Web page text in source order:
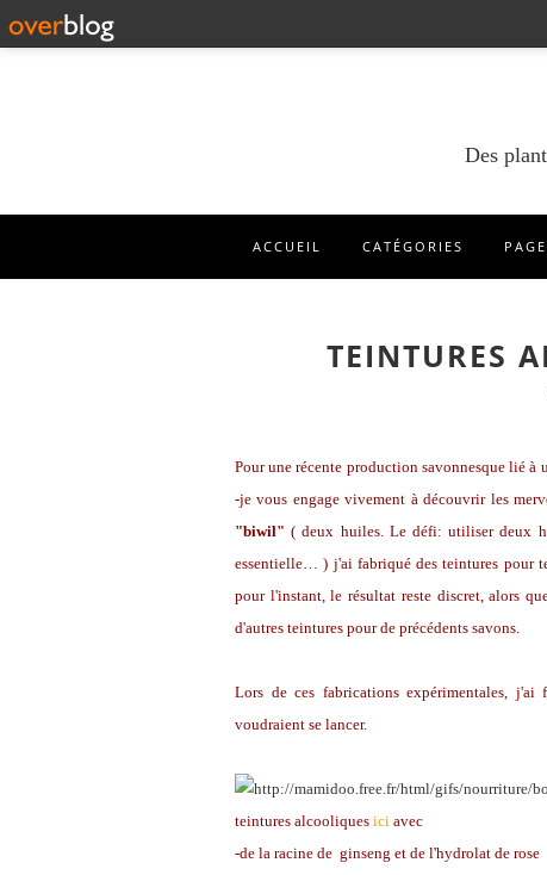
Des
ACCUEIL CATÉGORIES
TEINTURES
Pour une récente production savonnesque lié à
-je vous engage vivement à découvrir les
"biwil" ( deux huiles. Le défi: utiliser deux
essentielle… ) j'ai fabriqué des teintures pour
pour l'instant, le résultat reste discret, alors
d'autres teintures pour de précédents savons.
Lors de ces fabrications expérimentales,
voudraient se lancer.
teintures alcooliques ici avec
-de la racine de ginseng et de l'hydrolat de rose